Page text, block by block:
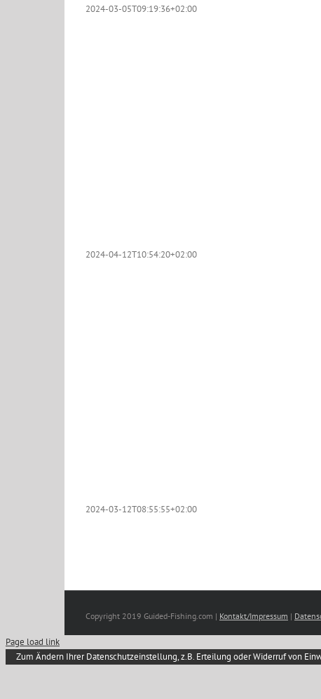
2024-03-05T09:19:36+02:00
2024-04-12T10:54:20+02:00
2024-03-12T08:55:55+02:00
Copyright 2019 Guided-Fishing.com | Kontakt/Impressum |
Page load link
Zum Ändern Ihrer Datenschutzeinstellung, z.B. Erteilung oder Widerruf von